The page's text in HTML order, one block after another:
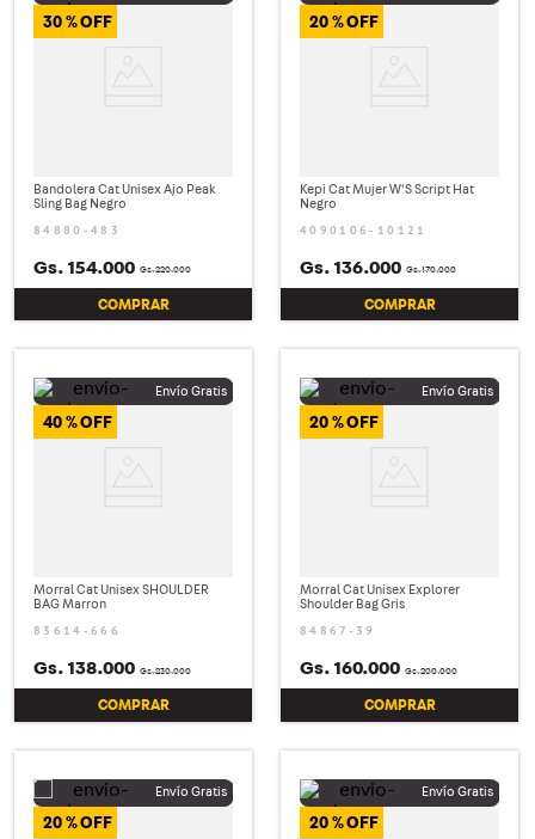
30 %
Bandolera Cat Unisex Ajo Peak
Sling Bag Negro
84880-483
Gs.220.000
Gs. 154.000
COMPRAR
20 %
Kepi Cat Mujer W'S Script Hat
Negro
4090106-10121
Gs.170.000
Gs. 136.000
COMPRAR
40 %
Morral Cat Unisex SHOULDER
BAG Marron
83614-666
Gs.230.000
Gs. 138.000
COMPRAR
20 %
Morral Cat Unisex Explorer
Shoulder Bag Gris
84867-39
Gs.200.000
Gs. 160.000
COMPRAR
20 % 20 %